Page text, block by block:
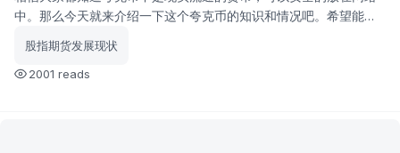
中。那么今天就来介绍一下这个夸克币的知识和情况吧。希望能对
股指期货发展现状
2001 reads